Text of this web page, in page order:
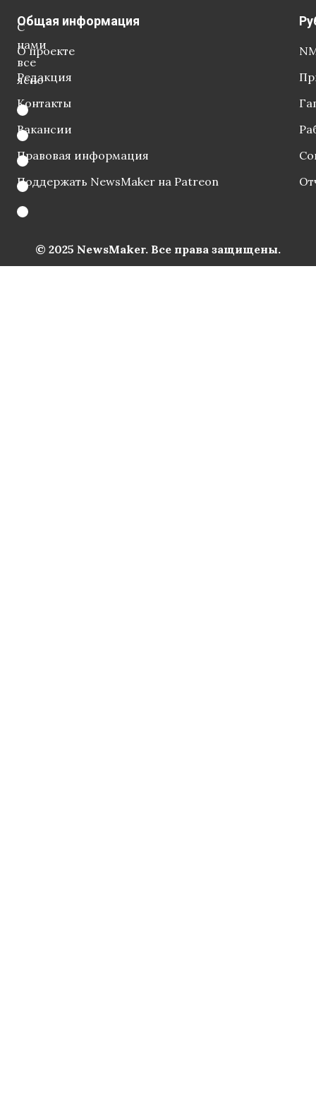
С
нами
все
ясно
Общая информация
О проекте
Редакция
Контакты
Вакансии
Правовая информация
Поддержать NewsMaker на Patreon
© 2025 NewsMaker. Все права защищены.